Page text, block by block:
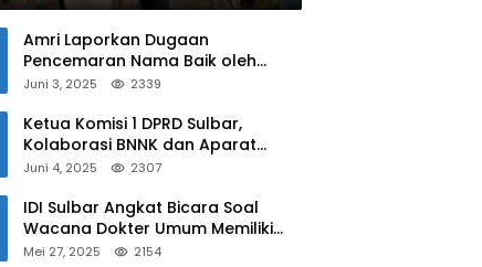
Amri Laporkan Dugaan
Pencemaran Nama Baik oleh
Oknum Polisi ke Propam Polda
Juni 3, 2025 2339
Ketua Komisi 1 DPRD Sulbar,
Kolaborasi BNNK dan Aparat
Kepolisian Tekan Penyalahgunaan
Juni 4, 2025 2307
IDI Sulbar Angkat Bicara Soal
Wacana Dokter Umum Memiliki
Kewenangan Operasi Caesar
Mei 27, 2025 2154